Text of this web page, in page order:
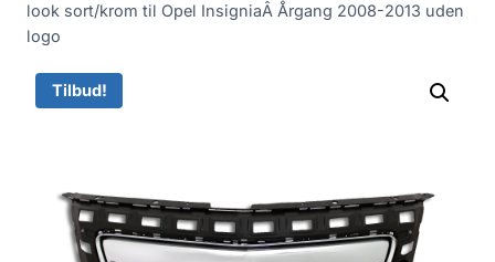
look sort/krom til Opel InsigniaÂ Årgang 2008-2013 uden
logo
Tilbud!